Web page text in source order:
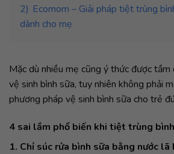
2) Ecomom – Giải pháp tiệt trùng
dành cho mẹ
Mặc dù nhiều mẹ cũng ý thức được
vệ sinh bình sữa, tuy nhiên không phải
phương pháp vệ sinh bình sữa cho trẻ
4 sai lầm phổ biến khi tiệt trùng
1. Chỉ súc rửa bình sữa bằng nước lã